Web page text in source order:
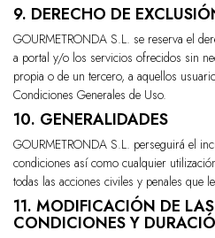
9. DERECHO DE
GOURMETRONDA S.L. se reserva el
a portal y/o los servicios ofrecidos sin
propia o de un tercero, a aquellos
Condiciones Generales de Uso.
10. GENERALIDADES
GOURMETRONDA S.L. perseguirá el
condiciones así como cualquier
todas las acciones civiles y penales que
11. MODIFICACIÓN DE LAS
CONDICIONES Y